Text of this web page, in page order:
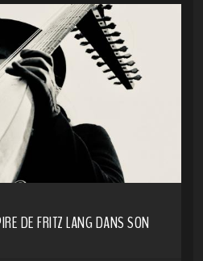
DE FRITZ LANG DANS SON